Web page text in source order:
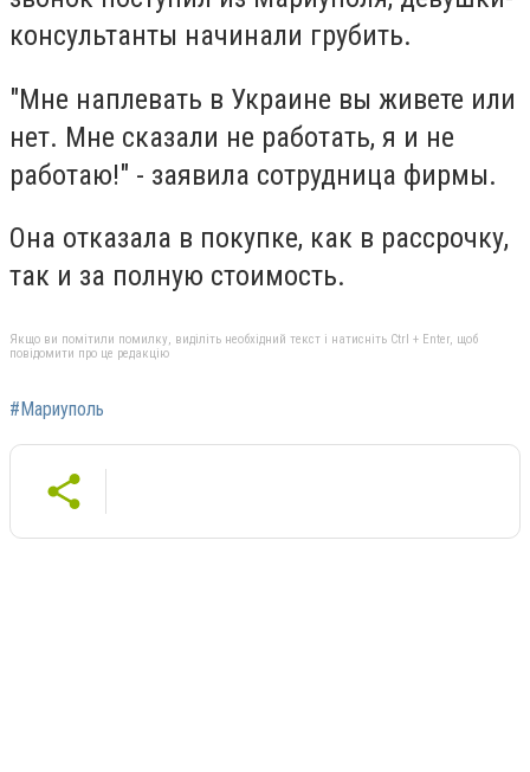
консультанты начинали грубить.
"Мне наплевать в Украине вы живете или
нет. Мне сказали не работать, я и не
работаю!" - заявила сотрудница фирмы.
Она отказала в покупке, как в рассрочку,
так и за полную стоимость.
Якщо ви помітили помилку, виділіть необхідний текст і натисніть Ctrl + Enter, щоб
повідомити про це редакцію
#Мариуполь